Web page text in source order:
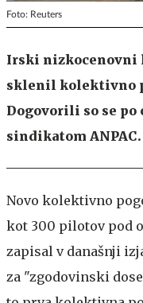
Foto: Reuters
Irski nizkocenovni
sklenil kolektivno
Dogovorili so se po
sindikatom ANPAC.
Novo kolektivno
kot 300 pilotov pod
zapisal v današnji
za "zgodovinski